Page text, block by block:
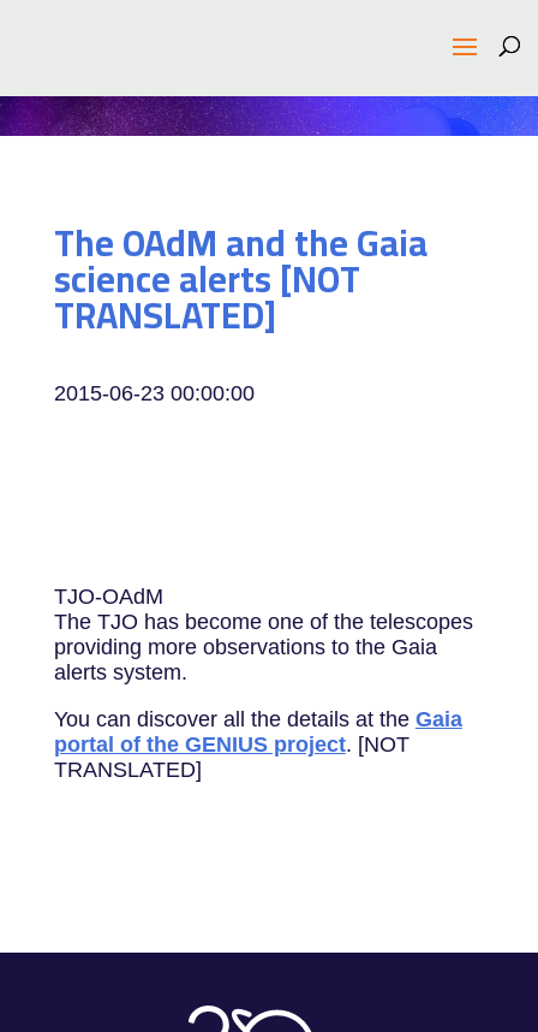
The OAdM and the Gaia
science alerts [NOT
TRANSLATED]
2015-06-23 00:00:00
TJO-OAdM
The TJO has become one of the telescopes
providing more observations to the Gaia
alerts system.
You can discover all the details at the Gaia
portal of the GENIUS project. [NOT
TRANSLATED]